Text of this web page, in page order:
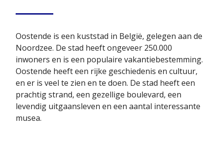
Oostende is een kuststad in België, gelegen aan de
Noordzee. De stad heeft ongeveer 250.000
inwoners en is een populaire vakantiebestemming.
Oostende heeft een rijke geschiedenis en cultuur,
en er is veel te zien en te doen. De stad heeft een
prachtig strand, een gezellige boulevard, een
levendig uitgaansleven en een aantal interessante
musea.